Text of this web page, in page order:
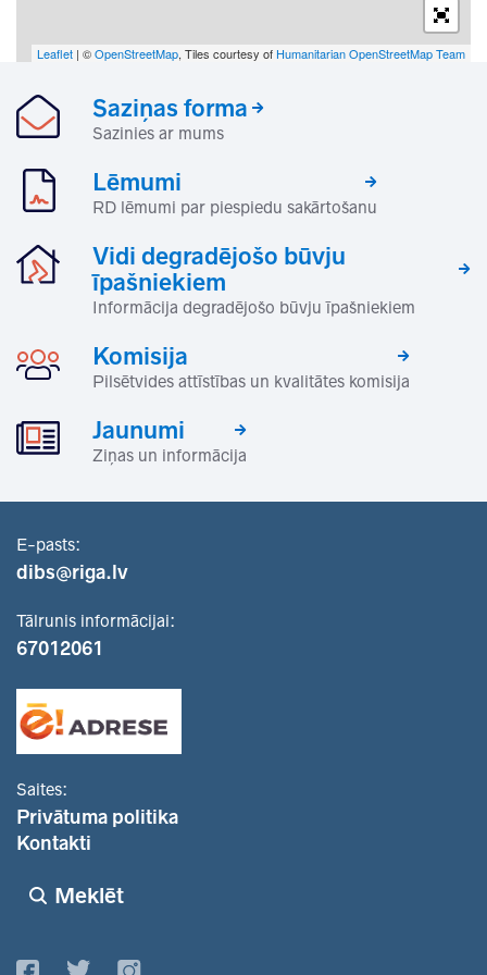
Leaflet | ©OpenStreetMap, Tiles courtesy of Humanitarian OpenStreetMap Team
Saziņas forma
Sazinies ar mums
Lēmumi
RD lēmumi par piespiedu sakārtošanu
Vidi degradējošo būvju
īpašniekiem
Informācija degradējošo būvju īpašniekiem
Komisija
Pilsētvides attīstības un kvalitātes komisija
Jaunumi
Ziņas un informācija
E-pasts:
dibs@riga.lv
Tālrunis informācijai:
67012061
Saites:
Privātuma politika
Kontakti
Meklēt